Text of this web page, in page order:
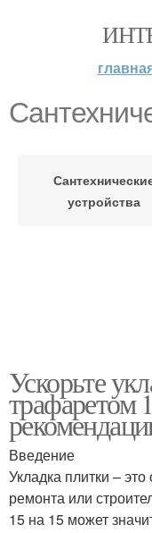
устройства
Ускорьте
трафаретом
Введение
Укладка плитки –
ремонта или
15 на 15 может